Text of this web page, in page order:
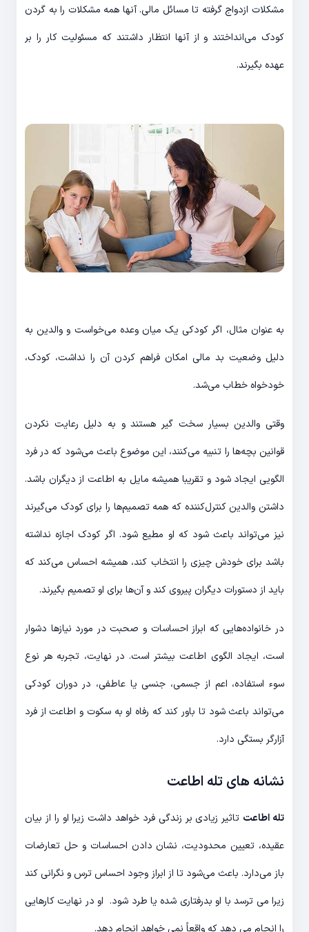
مشکلات ازدواج گرفته تا مسائل مالی. آنها همه مشکلات را به گردن
کودک می‌انداختند و از آنها انتظار داشتند که مسئولیت کار را بر
عهده بگیرند.
به عنوان مثال، اگر کودکی یک میان وعده می‌خواست و والدین به
دلیل وضعیت بد مالی امکان فراهم کردن آن را نداشت، کودک،
خودخواه خطاب می‌شد.
وقتی والدین بسیار سخت گیر هستند و به دلیل رعایت نکردن
قوانین بچه‌ها را تنبیه می‌کنند، این موضوع باعث می‌شود که در فرد
الگویی ایجاد شود و تقریبا همیشه مایل به اطاعت از دیگران باشد.
داشتن والدین کنترل‌کننده که همه تصمیم‌ها را برای کودک می‌گیرند
نیز می‌تواند باعث شود که او مطیع شود. اگر کودک اجازه نداشته
باشد برای خودش چیزی را انتخاب کند، همیشه احساس می‌کند که
باید از دستورات دیگران پیروی کند و آن‌ها برای او تصمیم بگیرند.
در خانواده‌هایی که ابراز احساسات و صحبت در مورد نیازها دشوار
است، ایجاد الگوی اطاعت بیشتر است. در نهایت، تجربه هر نوع
سوء استفاده، اعم از جسمی، جنسی یا عاطفی، در دوران کودکی
می‌تواند باعث شود تا باور کند که رفاه او به سکوت و اطاعت از فرد
آزارگر بستگی دارد.
نشانه های تله اطاعت
تله اطاعت تاثیر زیادی بر زندگی فرد خواهد داشت زیرا او را از بیان
عقیده، تعیین محدودیت، نشان دادن احساسات و حل تعارضات
باز می‌دارد. باعث می‌شود تا از ابراز وجود احساس ترس و نگرانی کند
زیرا می ترسد با او بدرفتاری شده یا طرد شود. او در نهایت کارهایی
را انجام می دهد که واقعاً نمی خواهد انجام دهد.